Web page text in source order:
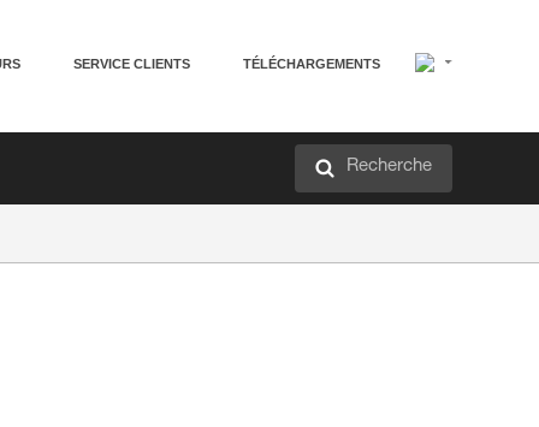
SERVICE CLIENTS TÉLÉCHARGEMENTS
Recherche